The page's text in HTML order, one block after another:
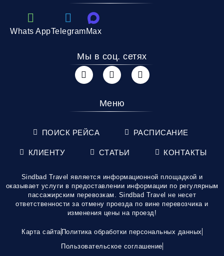
Whats AppTelegramMax
Мы в соц. сетях
Меню
ПОИСК РЕЙСА РАСПИСАНИЕ
КЛИЕНТУ СТАТЬИ КОНТАКТЫ
Sindbad Travel является информационной площадкой и
оказывает услуги в предоставлении информации по регулярным
пассажирским перевозкам. Sindbad Travel не несет
ответственности за отмену проезда по вине перевозчика и
изменения цены на проезд!
Карта сайта Политика обработки персональных данных
Пользовательское соглашение